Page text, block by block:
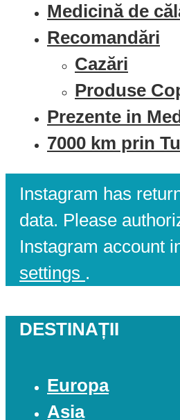
Medicină de
Recomandări
Cazări
Produse
Prezente in
7000 km prin
Instagram has
data. Please
Instagram account
settings .
DESTINAȚII
Europa
Asia